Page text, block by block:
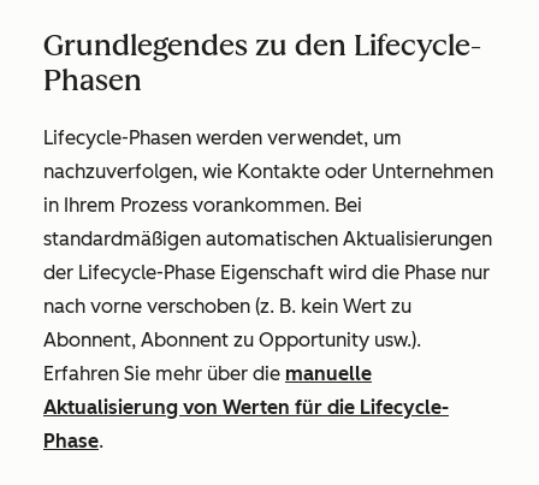
Grundlegendes zu den Lifecycle-
Phasen
Lifecycle-Phasen werden verwendet, um
nachzuverfolgen, wie Kontakte oder Unternehmen
in Ihrem Prozess vorankommen. Bei
standardmäßigen automatischen Aktualisierungen
der Lifecycle-Phase Eigenschaft wird die Phase nur
nach vorne verschoben (z. B. kein Wert zu
Abonnent, Abonnent zu Opportunity usw.).
Erfahren Sie mehr über die manuelle
Aktualisierung von Werten für die Lifecycle-
Phase.